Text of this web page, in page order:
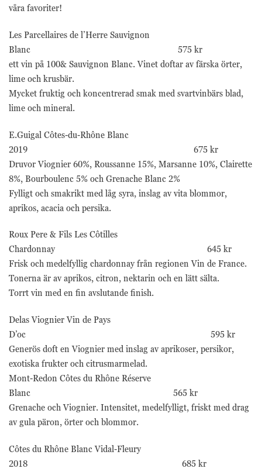
våra favoriter!
Les Parcellaires de l’Herre Sauvignon
Blanc 575 kr
ett vin på 100& Sauvignon Blanc. Vinet doftar av färska örter,
lime och krusbär.
Mycket fruktig och koncentrerad smak med svartvinbärs blad,
lime och mineral.
E.Guigal Côtes-du-Rhône Blanc
2019 675 kr
Druvor Viognier 60%, Roussanne 15%, Marsanne 10%, Clairette
8%, Bourboulenc 5% och Grenache Blanc 2%
Fylligt och smakrikt med låg syra, inslag av vita blommor,
aprikos, acacia och persika.
Roux Pere & Fils Les Côtilles
Chardonnay 645 kr
Frisk och medelfyllig chardonnay från regionen Vin de France.
Tonerna är av aprikos, citron, nektarin och en lätt sälta.
Torrt vin med en fin avslutande finish.
Delas Viognier Vin de Pays
D’oc 595 kr
Generös doft en Viognier med inslag av aprikoser, persikor,
exotiska frukter och citrusmarmelad.
Mont-Redon Côtes du Rhône Réserve
Blanc 565 kr
Grenache och Viognier. Intensitet, medelfylligt, friskt med drag
av gula päron, örter och blommor.
Côtes du Rhône Blanc Vidal-Fleury
2018 685 kr